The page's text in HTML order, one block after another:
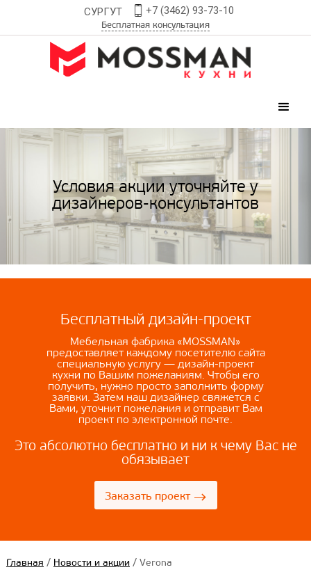
СУРГУТ +7 (3462) 93-73-10
Бесплатная консультация
Условия акции уточняйте у
дизайнеров-консультантов
Бесплатный дизайн-проект
Мебельная фабрика «MOSSMAN»
предоставляет каждому посетителю сайта
специальную услугу — дизайн-проект
кухни по Вашим пожеланиям. Чтобы его
получить, нужно просто заполнить форму
заявки. Затем наш дизайнер свяжется с
Вами, уточнит пожелания и отправит Вам
проект по электронной почте.
Это абсолютно бесплатно и ни к чему Вас не
обязывает
Заказать проект →
Главная / Новости и акции / Verona